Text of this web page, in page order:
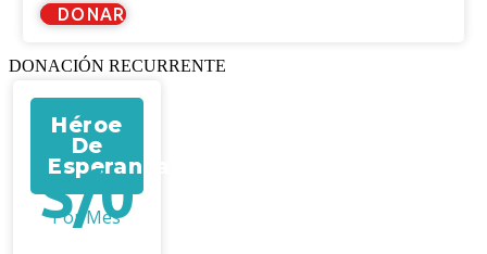
DONAR
DONACIÓN RECURRENTE
Héroe
De
Esperanza
S/0
Por Mes